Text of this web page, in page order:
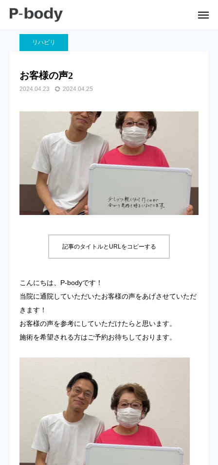
ブログ リハビリ
リハビリ
お客様の声2
2024.04.23 2024.04.25
記事のタイトルとURLをコピーする
こんにちは、P-bodyです！
当院に通院していただいたお客様の声をあげさせていただ
きます！
お客様の声を参考にしていただけたらと思います。
施術を希望される方はご予約お待ちしております。
ご予約
P-bodyについて
症状別案内
施術の流れ
お問い合わせ
アクセス
ブログ